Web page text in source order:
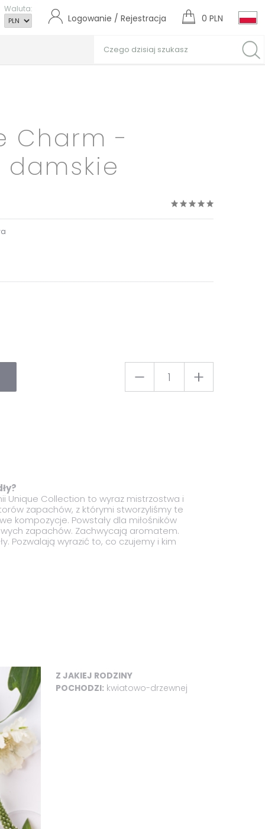
Waluta:
Logowanie / Rejestracja 0 PLN
Charm -
damskie
Unique Collection to wyraz mistrzostwa i
zapachów, z którymi stworzyliśmy te
kompozycje. Powstały dla miłośników
zapachów. Zachwycają aromatem.
Pozwalają wyrazić to, co czujemy i kim
Z JAKIEJ RODZINY
POCHODZI: kwiatowo-drzewnej